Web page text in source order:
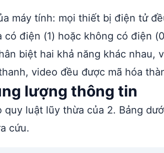
máy tính: mọi thiết bị điện tử
điện (1) hoặc không có điện
biệt hai khả năng khác nhau,
video đều được mã hóa
lượng thông tin
luật lũy thừa của 2. Bảng
cứu.